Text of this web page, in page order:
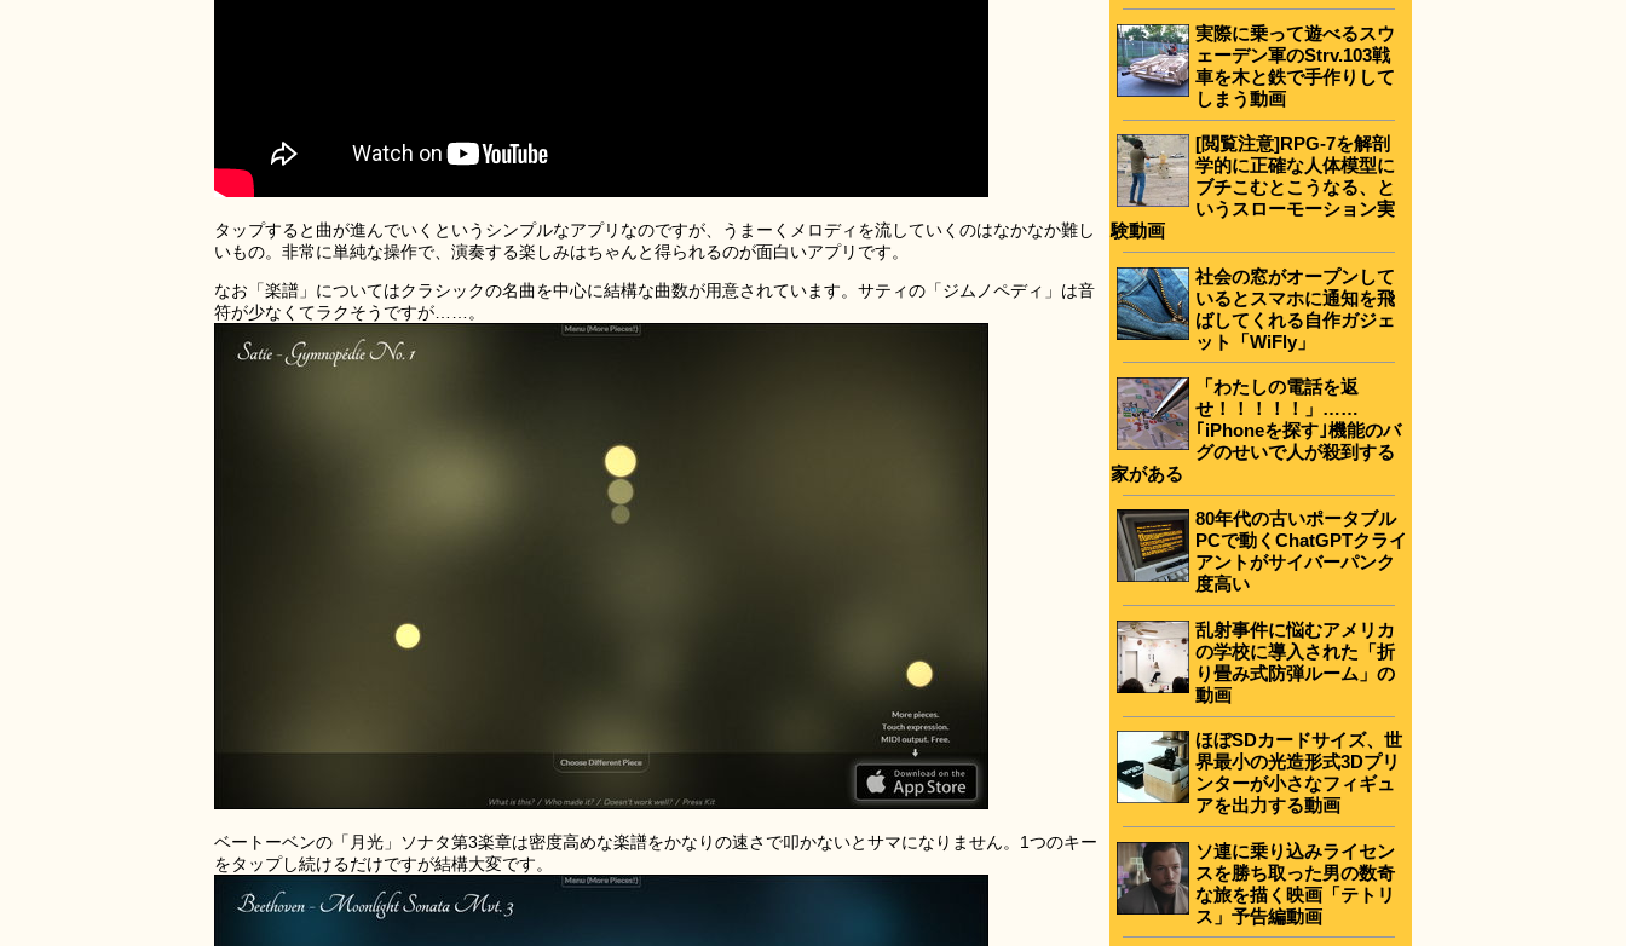
タップすると曲が進んでいくというシンプルなアプリなのですが、うまーくメロディを流していくのはなかなか難し
いもの。非常に単純な操作で、演奏する楽しみはちゃんと得られるのが面白いアプリです。
なお「楽譜」についてはクラシックの名曲を中心に結構な曲数が用意されています。サティの「ジムノペディ」は音
符が少なくてラクそうですが……。
ベートーベンの「月光」ソナタ第3楽章は密度高めな楽譜をかなりの速さで叩かないとサマになりません。1つのキー
をタップし続けるだけですが結構大変です。
実際に乗って遊べるスウ
ェーデン軍のStrv.103戦
車を木と鉄で手作りして
しまう動画
[閲覧注意]RPG-7を解剖
学的に正確な人体模型に
ブチこむとこうなる、と
いうスローモーション実
験動画
社会の窓がオープンして
いるとスマホに通知を飛
ばしてくれる自作ガジェ
ット「WiFly」
「わたしの電話を返
せ！！！！！」……
｢iPhoneを探す｣機能のバ
グのせいで人が殺到する
家がある
80年代の古いポータブル
PCで動くChatGPTクライ
アントがサイバーパンク
度高い
乱射事件に悩むアメリカ
の学校に導入された「折
り畳み式防弾ルーム」の
動画
ほぼSDカードサイズ、世
界最小の光造形式3Dプリ
ンターが小さなフィギュ
アを出力する動画
ソ連に乗り込みライセン
スを勝ち取った男の数奇
な旅を描く映画「テトリ
ス」予告編動画